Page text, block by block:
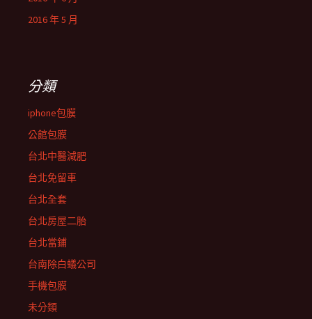
2016 年 5 月
分類
iphone包膜
公館包膜
台北中醫減肥
台北免留車
台北全套
台北房屋二胎
台北當鋪
台南除白蟻公司
手機包膜
未分類